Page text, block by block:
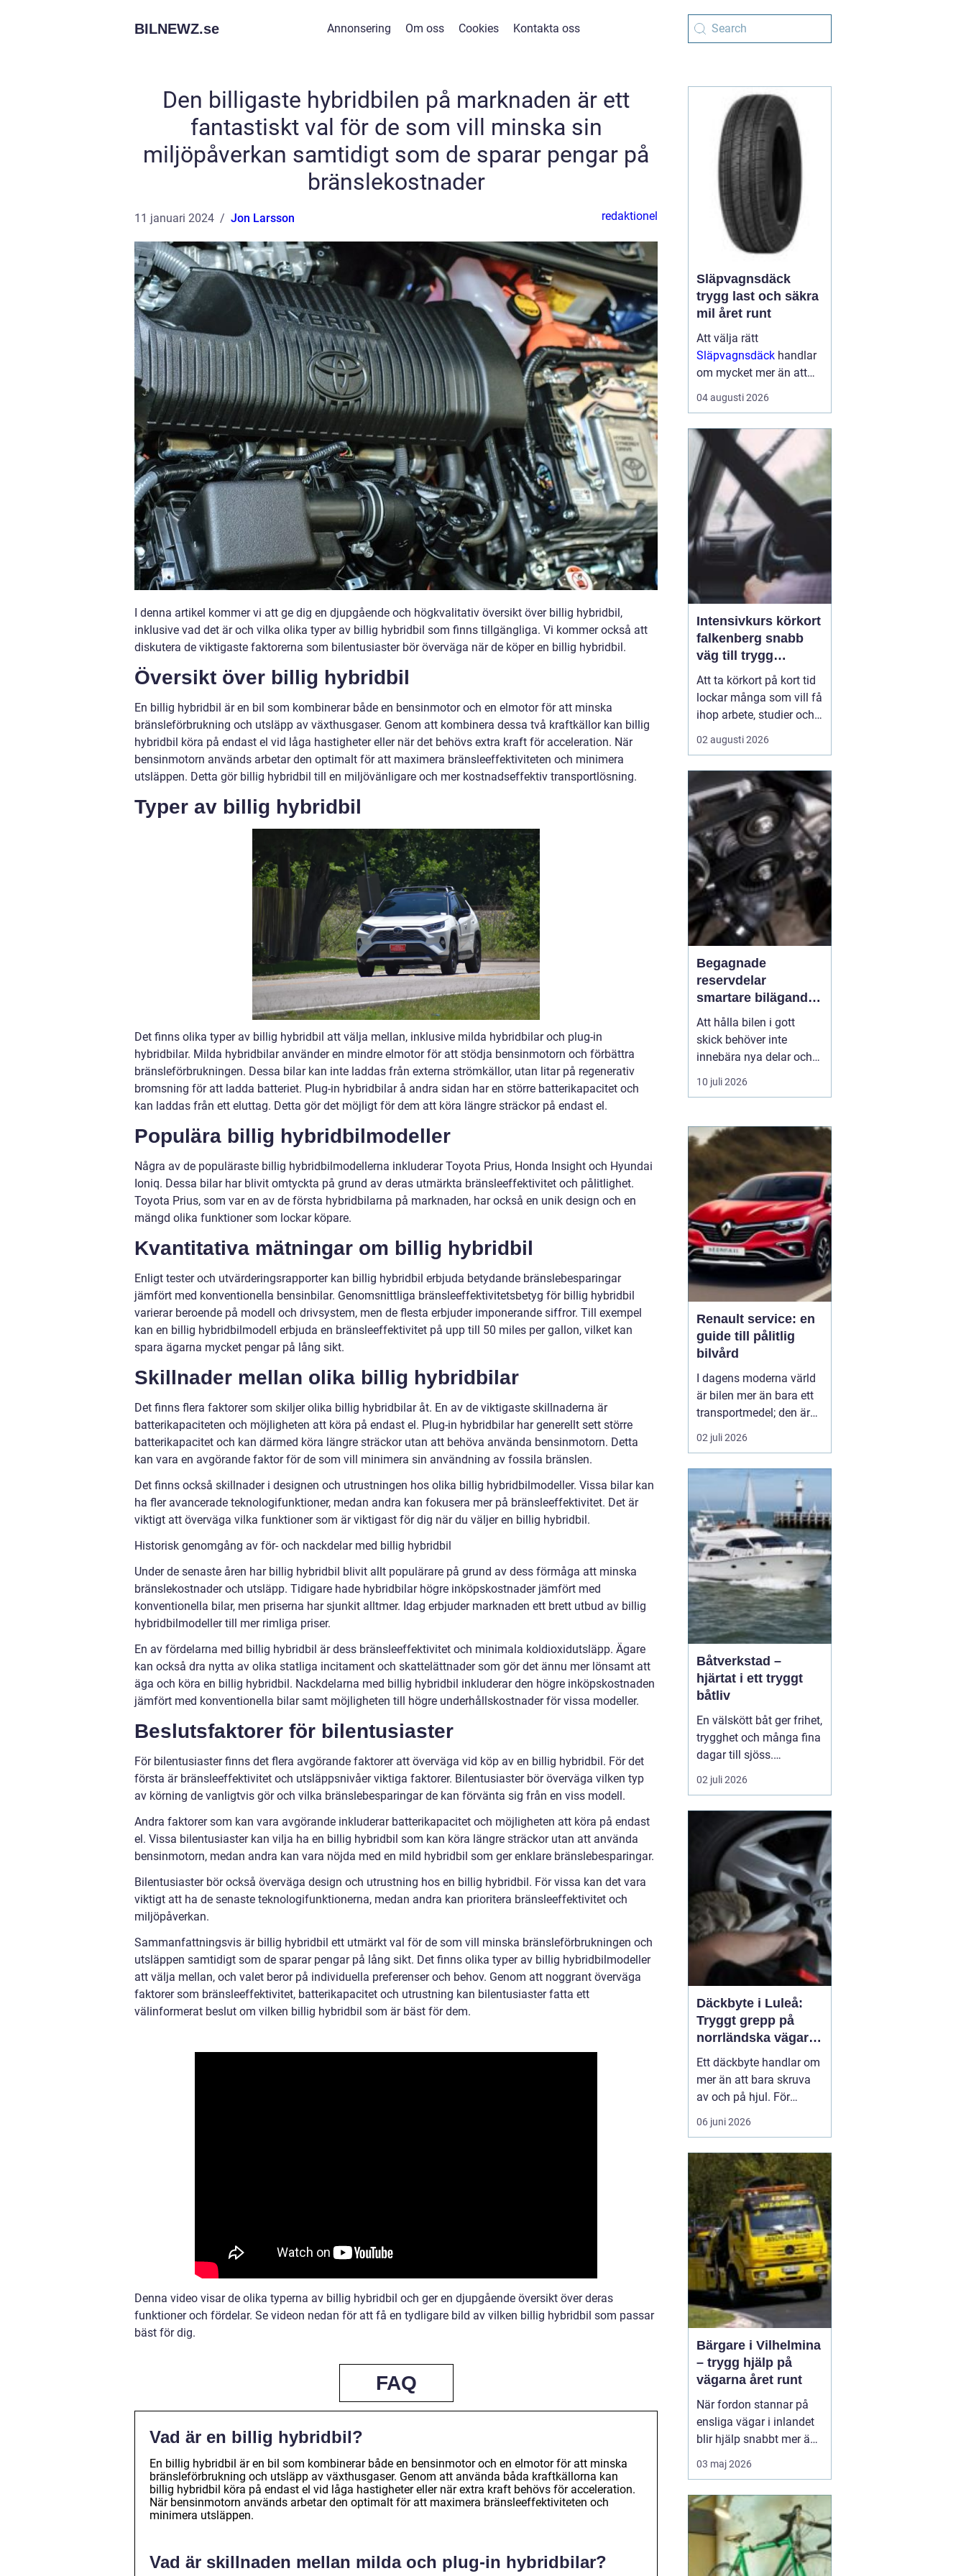
BILNEWZ.se Annonsering Om oss Cookies Kontakta oss
Den billigaste hybridbilen på marknaden är ett
fantastiskt val för de som vill minska sin
miljöpåverkan samtidigt som de sparar pengar på
bränslekostnader
11 januari 2024 Jon Larsson redaktionel
I denna artikel kommer vi att ge dig en djupgående och högkvalitativ översikt över billig hybridbil,
inklusive vad det är och vilka olika typer av billig hybridbil som finns tillgängliga. Vi kommer också att
diskutera de viktigaste faktorerna som bilentusiaster bör överväga när de köper en billig hybridbil.
Översikt över billig hybridbil
En billig hybridbil är en bil som kombinerar både en bensinmotor och en elmotor för att minska
bränsleförbrukning och utsläpp av växthusgaser. Genom att kombinera dessa två kraftkällor kan billig
hybridbil köra på endast el vid låga hastigheter eller när det behövs extra kraft för acceleration. När
bensinmotorn används arbetar den optimalt för att maximera bränsleeffektiviteten och minimera
utsläppen. Detta gör billig hybridbil till en miljövänligare och mer kostnadseffektiv transportlösning.
Typer av billig hybridbil
Det finns olika typer av billig hybridbil att välja mellan, inklusive milda hybridbilar och plug-in
hybridbilar. Milda hybridbilar använder en mindre elmotor för att stödja bensinmotorn och förbättra
bränsleförbrukningen. Dessa bilar kan inte laddas från externa strömkällor, utan litar på regenerativ
bromsning för att ladda batteriet. Plug-in hybridbilar å andra sidan har en större batterikapacitet och
kan laddas från ett eluttag. Detta gör det möjligt för dem att köra längre sträckor på endast el.
Populära billig hybridbilmodeller
Några av de populäraste billig hybridbilmodellerna inkluderar Toyota Prius, Honda Insight och Hyundai
Ioniq. Dessa bilar har blivit omtyckta på grund av deras utmärkta bränsleeffektivitet och pålitlighet.
Toyota Prius, som var en av de första hybridbilarna på marknaden, har också en unik design och en
mängd olika funktioner som lockar köpare.
Kvantitativa mätningar om billig hybridbil
Enligt tester och utvärderingsrapporter kan billig hybridbil erbjuda betydande bränslebesparingar
jämfört med konventionella bensinbilar. Genomsnittliga bränsleeffektivitetsbetyg för billig hybridbil
varierar beroende på modell och drivsystem, men de flesta erbjuder imponerande siffror. Till exempel
kan en billig hybridbilmodell erbjuda en bränsleeffektivitet på upp till 50 miles per gallon, vilket kan
spara ägarna mycket pengar på lång sikt.
Skillnader mellan olika billig hybridbilar
Det finns flera faktorer som skiljer olika billig hybridbilar åt. En av de viktigaste skillnaderna är
batterikapaciteten och möjligheten att köra på endast el. Plug-in hybridbilar har generellt sett större
batterikapacitet och kan därmed köra längre sträckor utan att behöva använda bensinmotorn. Detta
kan vara en avgörande faktor för de som vill minimera sin användning av fossila bränslen.
Det finns också skillnader i designen och utrustningen hos olika billig hybridbilmodeller. Vissa bilar kan
ha fler avancerade teknologifunktioner, medan andra kan fokusera mer på bränsleeffektivitet. Det är
viktigt att överväga vilka funktioner som är viktigast för dig när du väljer en billig hybridbil.
Historisk genomgång av för- och nackdelar med billig hybridbil
Under de senaste åren har billig hybridbil blivit allt populärare på grund av dess förmåga att minska
bränslekostnader och utsläpp. Tidigare hade hybridbilar högre inköpskostnader jämfört med
konventionella bilar, men priserna har sjunkit alltmer. Idag erbjuder marknaden ett brett utbud av billig
hybridbilmodeller till mer rimliga priser.
En av fördelarna med billig hybridbil är dess bränsleeffektivitet och minimala koldioxidutsläpp. Ägare
kan också dra nytta av olika statliga incitament och skattelättnader som gör det ännu mer lönsamt att
äga och köra en billig hybridbil. Nackdelarna med billig hybridbil inkluderar den högre inköpskostnaden
jämfört med konventionella bilar samt möjligheten till högre underhållskostnader för vissa modeller.
Beslutsfaktorer för bilentusiaster
För bilentusiaster finns det flera avgörande faktorer att överväga vid köp av en billig hybridbil. För det
första är bränsleeffektivitet och utsläppsnivåer viktiga faktorer. Bilentusiaster bör överväga vilken typ
av körning de vanligtvis gör och vilka bränslebesparingar de kan förvänta sig från en viss modell.
Andra faktorer som kan vara avgörande inkluderar batterikapacitet och möjligheten att köra på endast
el. Vissa bilentusiaster kan vilja ha en billig hybridbil som kan köra längre sträckor utan att använda
bensinmotorn, medan andra kan vara nöjda med en mild hybridbil som ger enklare bränslebesparingar.
Bilentusiaster bör också överväga design och utrustning hos en billig hybridbil. För vissa kan det vara
viktigt att ha de senaste teknologifunktionerna, medan andra kan prioritera bränsleeffektivitet och
miljöpåverkan.
Sammanfattningsvis är billig hybridbil ett utmärkt val för de som vill minska bränsleförbrukningen och
utsläppen samtidigt som de sparar pengar på lång sikt. Det finns olika typer av billig hybridbilmodeller
att välja mellan, och valet beror på individuella preferenser och behov. Genom att noggrant överväga
faktorer som bränsleeffektivitet, batterikapacitet och utrustning kan bilentusiaster fatta ett
välinformerat beslut om vilken billig hybridbil som är bäst för dem.
Denna video visar de olika typerna av billig hybridbil och ger en djupgående översikt över deras
funktioner och fördelar. Se videon nedan för att få en tydligare bild av vilken billig hybridbil som passar
bäst för dig.
FAQ
Vad är en billig hybridbil?
En billig hybridbil är en bil som kombinerar både en bensinmotor och en elmotor för att minska
bränsleförbrukning och utsläpp av växthusgaser. Genom att använda båda kraftkällorna kan
billig hybridbil köra på endast el vid låga hastigheter eller när extra kraft behövs för acceleration.
När bensinmotorn används arbetar den optimalt för att maximera bränsleeffektiviteten och
minimera utsläppen.
Vad är skillnaden mellan milda och plug-in hybridbilar?
Släpvagnsdäck
trygg last och säkra
mil året runt
Att välja rätt
Släpvagnsdäck handlar
om mycket mer än att
bara hitta rätt
dimension. Däckens
påverkar både
bromssträcka, stabilitet,
köregenskaper och i
förlängningen säkerhe...
04 augusti 2026
Intensivkurs körkort
falkenberg snabb
väg till trygg
körning
Att ta körkort på kort tid
lockar många som vill få
ihop arbete, studier och
vardag utan att dra ut på
processen i flera
intensivkurs körkort
Falkenberg geren tydlig
struktur,...
02 augusti 2026
Begagnade
reservdelar
smartare bilägande
för plånbok och
miljö
Att hålla bilen i gott
skick behöver inte
innebära nya delar och
höga kostnader. Allt fler
bilägare ser
reservdelarbåde
ekonomiskt och ur
miljösynpunkt. Genom
att vä...
10 juli 2026
Renault service: en
guide till pålitlig
bilvård
I dagens moderna värld
är bilen mer än bara ett
transportmedel; den är
en viktig del av vårt
dagliga liv och ofta en
bilen i toppskick är
därför avgörande för att
både förlänga dess
livslängd och behålla ett
högt andrahand...
02 juli 2026
Båtverkstad –
hjärtat i ett tryggt
båtliv
En välskött båt ger frihet,
trygghet och många fina
dagar till sjöss.
Samtidigt kräver ett
säkert båtliv mer än bara
snabb avspolning efter
säsongen. För mån...
02 juli 2026
Däckbyte i Luleå:
Tryggt grepp på
norrländska vägar
året runt
Ett däckbyte handlar om
mer än att bara skruva
av och på hjul. För
bilägare i Luleå är rätt
däck, monterade på rätt
en avgörande
säkerhetsfr&ari...
06 juni 2026
Bärgare i Vilhelmina
– trygg hjälp på
vägarna året runt
När fordon stannar på
ensliga vägar i inlandet
blir hjälp snabbt mer än
bara bekvämlighet det
handlar om trygghet. I
spelar bärgning och
vägassistans en central
roll för både b...
03 maj 2026